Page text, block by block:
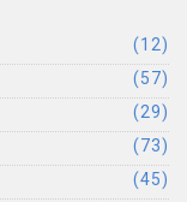
(12)
(57)
(29)
(73)
(45)